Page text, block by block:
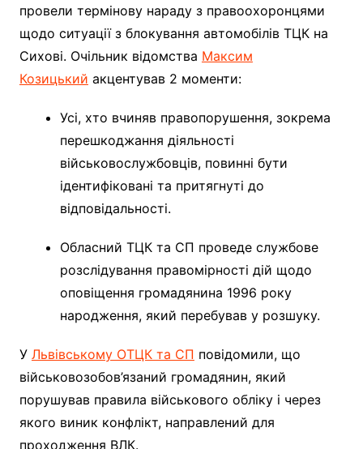
провели термінову нараду з правоохоронцями
щодо ситуації з блокування автомобілів ТЦК на
Сихові. Очільник відомства Максим
Козицький акцентував 2 моменти:
Усі, хто вчиняв правопорушення, зокрема
перешкоджання діяльності
військовослужбовців, повинні бути
ідентифіковані та притягнуті до
відповідальності.
Обласний ТЦК та СП проведе службове
розслідування правомірності дій щодо
оповіщення громадянина 1996 року
народження, який перебував у розшуку.
У Львівському ОТЦК та СП повідомили, що
військовозобов’язаний громадянин, який
порушував правила військового обліку і через
якого виник конфлікт, направлений для
проходження ВЛК.